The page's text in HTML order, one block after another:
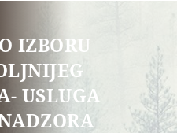
IZBORU
USLUGA